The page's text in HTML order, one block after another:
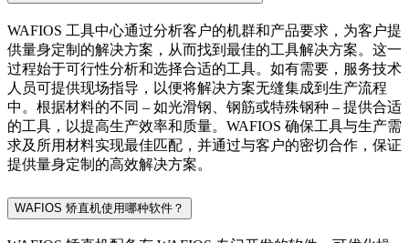
WAFIOS 工具中心通过分析客户的机群和产品要求，为客户提
供量身定制的解决方案，从而找到最佳的工具解决方案。这一
过程始于可行性分析和选择合适的工具。如有需要，服务技术
人员可提供现场指导，以便将解决方案无缝集成到生产流程
中。根据材料的不同 – 如光滑钢、钢筋或特殊钢种 – 提供合适
的工具，以提高生产效率和质量。WAFIOS 确保工具与生产需
求及所用材料实现最佳匹配，并通过与客户的密切合作，保证
提供量身定制的高效解决方案。
WAFIOS 矫直机使用哪种软件？